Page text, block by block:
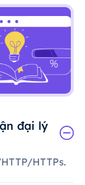
đại lý
HTTPs.